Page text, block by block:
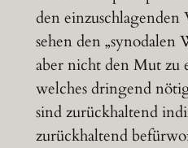
den
sehen den „synodalen
aber nicht den Mut zu
welches dringend
sind zurückhaltend
zurückhaltend